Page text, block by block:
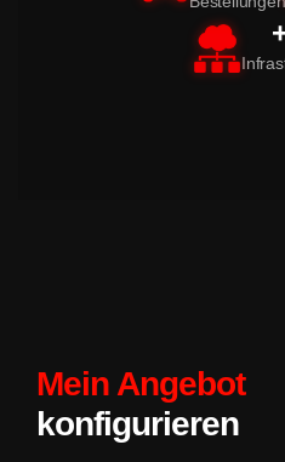
Mein Angebot
konfigurieren